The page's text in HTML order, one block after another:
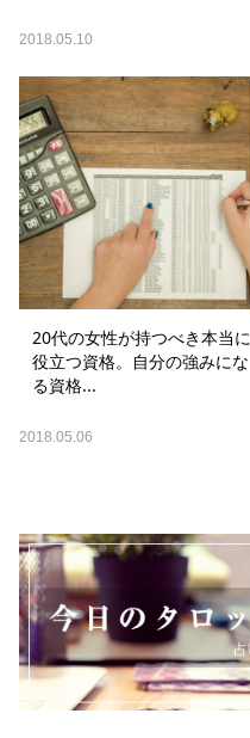
2018.05.10
20代の女性が持つべき本当に
役立つ資格。自分の強みにな
る資格...
2018.05.06